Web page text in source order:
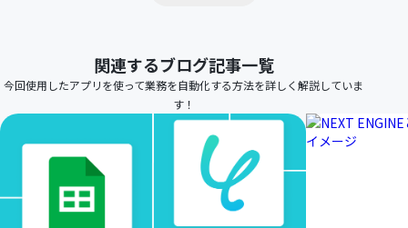
関連するブログ記事一覧
今回使用したアプリを使って業務を自動化する方法を詳しく解説していま
す！